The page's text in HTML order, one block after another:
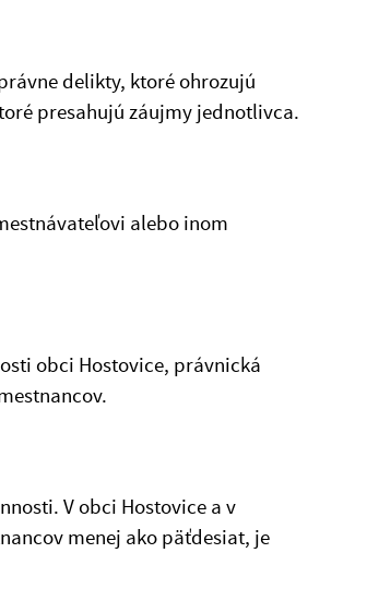
delikty, ktoré ohrozujú
presahujú záujmy jednotlivca.
alebo inom
obci Hostovice, právnická
V obci Hostovice a v
menej ako päťdesiat, je